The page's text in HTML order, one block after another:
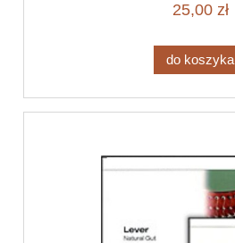
25,00 zł
do koszyka